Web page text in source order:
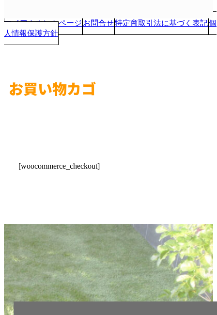
マイアカウントページ お問合せ特定商取引法に基づく表記個
人情報保護方針
お買い物カゴ
[woocommerce_checkout]